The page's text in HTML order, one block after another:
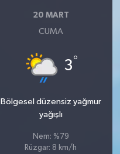
20 MART
CUMA
3°
Bölgesel düzensiz yağmur
yağışlı
Nem: %79
Rüzgar: 8 km/h